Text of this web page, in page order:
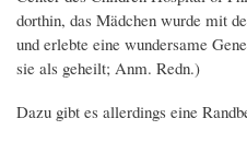
dorthin, das Mädchen wurde mit
und erlebte eine wundersame
sie als geheilt; Anm. Redn.)
Dazu gibt es allerdings eine